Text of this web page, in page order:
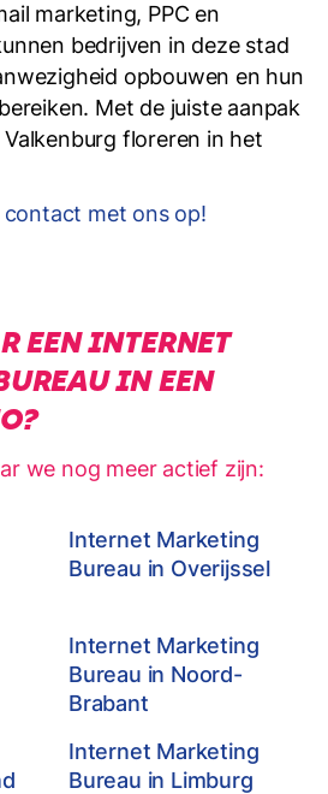
marketing, PPC en
bedrijven in deze stad
opbouwen en hun
Met de juiste aanpak
floreren in het
met ons op!
EEN INTERNET
IN EEN
we nog meer actief zijn:
Internet Marketing
Bureau in Overijssel
Internet Marketing
Bureau in Noord-
Brabant
Internet Marketing
Bureau in Limburg